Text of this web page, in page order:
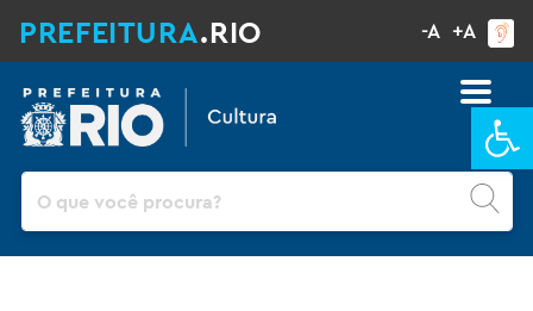
PREFEITURA.RIO -A +A
Pesquisar